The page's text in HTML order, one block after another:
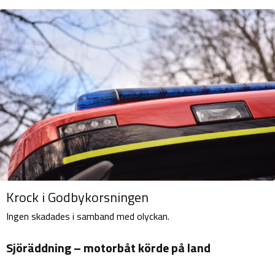
Krock i Godbykorsningen
Ingen skadades i samband med olyckan.
Sjöräddning – motorbåt körde på land